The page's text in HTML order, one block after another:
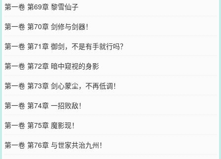
第一卷 第69章 黎雪仙子
第一卷 第70章 剑修与剑器！
第一卷 第71章 御剑，不是有手就行吗？
第一卷 第72章 暗中窥视的身影
第一卷 第73章 剑心蒙尘，不再低调！
第一卷 第74章 一招败敌！
第一卷 第75章 魔影现！
第一卷 第76章 与世家共治九州！